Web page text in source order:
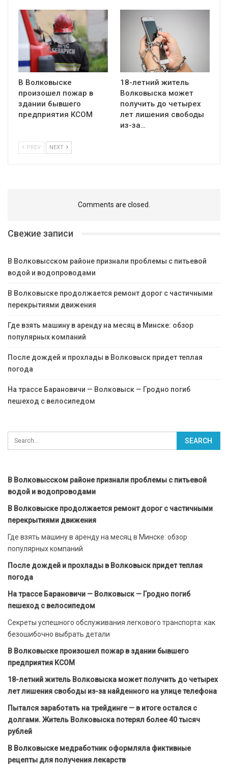
В Волковыске
произошел пожар в
здании бывшего
предприятия КСОМ
18-летний житель
Волковыска может
получить до четырех
лет лишения свободы
из-за…
PREV NEXT
Comments are closed.
Свежие записи
В Волковысском районе признали проблемы с питьевой
водой и водопроводами
В Волковыске продолжается ремонт дорог с частичными
перекрытиями движения
Где взять машину в аренду на месяц в Минске: обзор
популярных компаний
После дождей и прохлады в Волковыск придет теплая
погода
На трассе Барановичи — Волковыск — Гродно погиб
пешеход с велосипедом
В Волковысском районе признали проблемы с питьевой
водой и водопроводами
В Волковыске продолжается ремонт дорог с частичными
перекрытиями движения
Где взять машину в аренду на месяц в Минске: обзор
популярных компаний
После дождей и прохлады в Волковыск придет теплая
погода
На трассе Барановичи — Волковыск — Гродно погиб
пешеход с велосипедом
Секреты успешного обслуживания легкового транспорта: как
безошибочно выбрать детали
В Волковыске произошел пожар в здании бывшего
предприятия КСОМ
18-летний житель Волковыска может получить до четырех
лет лишения свободы из-за найденного на улице телефона
Пытался заработать на трейдинге — в итоге остался с
долгами. Житель Волковыска потерял более 40 тысяч
рублей
В Волковыске медработник оформляла фиктивные
рецепты для получения лекарств